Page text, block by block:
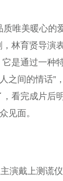
唯美暖心的
林育贤导演
是通过一种
之间的情话”
看完成片后
见面。
演戴上测谎